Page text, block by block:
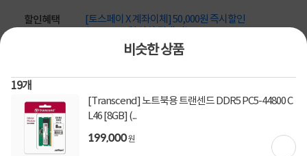
비슷한 상품
19개
[Transcend] 노트북용 트랜센드 DDR5 PC5-44800 C
L46 [8GB] (...
199,000원
할인혜택
[토스페이 X 계좌이체] 50,000원 즉시할인
[토스페이 X 계좌이체] 20,000원 즉시할인
(600,000원 이상 결제 시)
[토스페이 X 현대카드] 5% 즉시할인 (800,000원 이
상 결제 시)
무이자 할부혜택
결제혜택